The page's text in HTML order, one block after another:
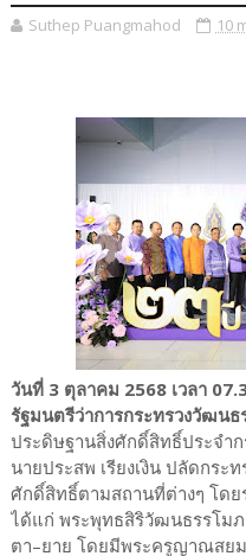
Suthep Puangmahod 10
วันที่ 3 ตุลาคม 2568 เวลา
รัฐมนตรีว่าการกระทรวงวัฒนธ
ประดิษฐานสิ่งศักดิ์สิทธิ์ประจำ
นายประสพ เรียงเงิน ปลัดกระ
ศักดิ์สิทธิ์ตามสถานที่ต่างๆ โด
ได้แก่ พระพุทธสิริวัฒนธรรโมภ
ตา–ยาย โดยมีพระครูญาณสย